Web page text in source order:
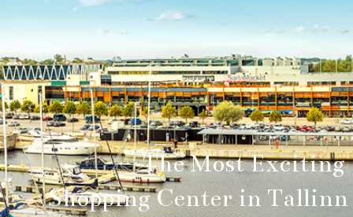
The Most Exciting
Shopping Center in Tallinn